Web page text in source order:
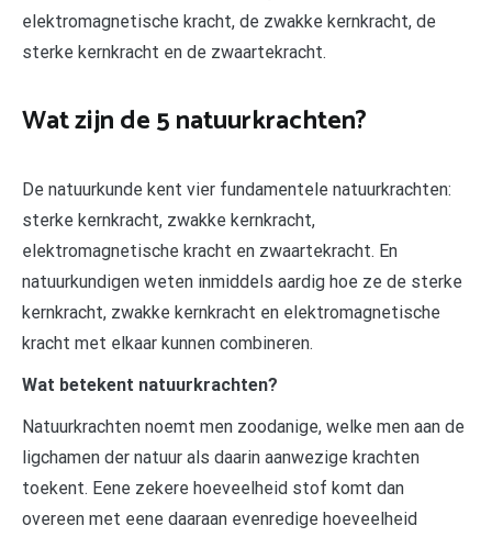
elektromagnetische kracht, de zwakke kernkracht, de
sterke kernkracht en de zwaartekracht.
Wat zijn de 5 natuurkrachten?
De natuurkunde kent vier fundamentele natuurkrachten:
sterke kernkracht, zwakke kernkracht,
elektromagnetische kracht en zwaartekracht. En
natuurkundigen weten inmiddels aardig hoe ze de sterke
kernkracht, zwakke kernkracht en elektromagnetische
kracht met elkaar kunnen combineren.
Wat betekent natuurkrachten?
Natuurkrachten noemt men zoodanige, welke men aan de
ligchamen der natuur als daarin aanwezige krachten
toekent. Eene zekere hoeveelheid stof komt dan
overeen met eene daaraan evenredige hoeveelheid